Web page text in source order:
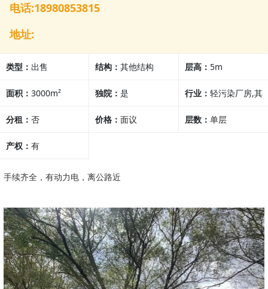
电话:18980853815
地址:
类型： 出售 结构：其他结构 层高： 5m
面积： 3000m² 独院：是 行业： 轻污染厂房,其
他行业
分租： 否 价格：面议 层数： 单层
产权： 有
手续齐全，有动力电，离公路近